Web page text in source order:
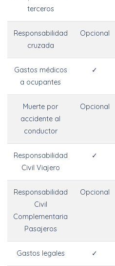
terceros
Responsabilidad
cruzada
Opcional
Gastos médicos
a ocupantes
✓
Muerte por
accidente al
conductor
Opcional
Responsabilidad
Civil Viajero
✓
Responsabilidad
Civil
Complementaria
Pasajeros
Opcional
Gastos legales ✓